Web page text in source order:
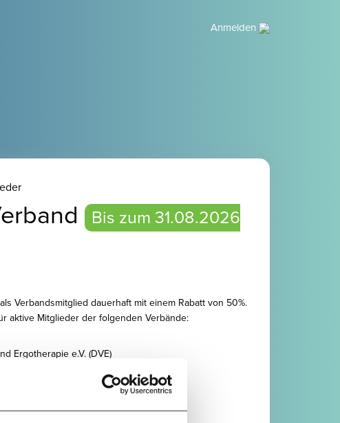
Anmelden
Bis zum 31.08.2026
Verbandsmitglied dauerhaft mit einem Rabatt von 50%.
aktive Mitglieder der folgenden Verbände:
Ergotherapie e.V. (DVE)
- Selbstständige in der Logopädie e. V.